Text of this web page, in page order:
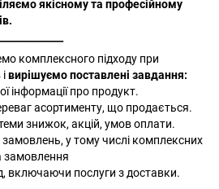
якісному та професійному
комплексного підходу при
вирішуємо поставлені завдання:
інформації про продукт.
асортименту, що продається.
знижок, акцій, умов оплати.
у тому числі комплексних
замовлення
включаючи послуги з доставки.